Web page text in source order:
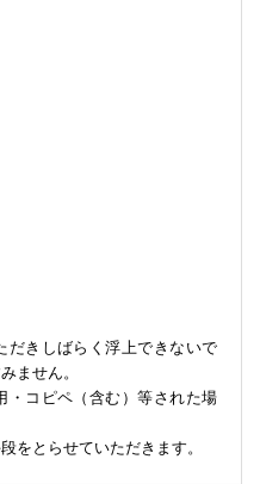
だきしばらく浮上できないで
ません。
コピペ（含む）等された場
をとらせていただきます。